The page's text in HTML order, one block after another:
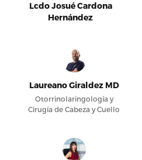
Lcdo Josué Cardona
Hernández
Laureano Giraldez MD
Otorrinolaringología y
Cirugía de Cabeza y Cuello